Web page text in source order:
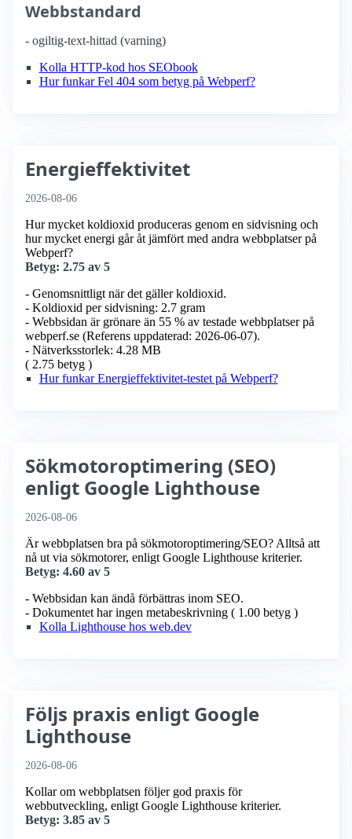
Webbstandard
- ogiltig-text-hittad (varning)
Kolla HTTP-kod hos SEObook
Hur funkar Fel 404 som betyg på Webperf?
Energieffektivitet
2026-08-06
Hur mycket koldioxid produceras genom en sidvisning och
hur mycket energi går åt jämfört med andra webbplatser på
Webperf?
Betyg: 2.75 av 5
- Genomsnittligt när det gäller koldioxid.
- Koldioxid per sidvisning: 2.7 gram
- Webbsidan är grönare än 55 % av testade webbplatser på
webperf.se (Referens uppdaterad: 2026-06-07).
- Nätverksstorlek: 4.28 MB
( 2.75 betyg )
Hur funkar Energieffektivitet-testet på Webperf?
Sökmotoroptimering (SEO)
enligt Google Lighthouse
2026-08-06
Är webbplatsen bra på sökmotoroptimering/SEO? Alltså att
nå ut via sökmotorer, enligt Google Lighthouse kriterier.
Betyg: 4.60 av 5
- Webbsidan kan ändå förbättras inom SEO.
- Dokumentet har ingen metabeskrivning ( 1.00 betyg )
Kolla Lighthouse hos web.dev
Följs praxis enligt Google
Lighthouse
2026-08-06
Kollar om webbplatsen följer god praxis för
webbutveckling, enligt Google Lighthouse kriterier.
Betyg: 3.85 av 5